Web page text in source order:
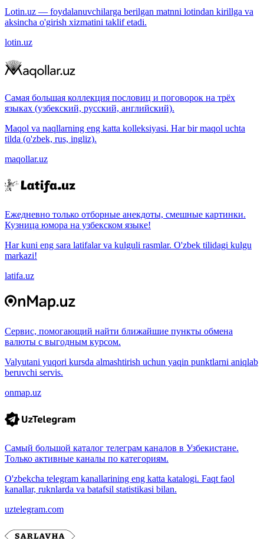
Lotin.uz — foydalanuvchilarga berilgan matnni lotindan kirillga va
aksincha o'girish xizmatini taklif etadi.
lotin.uz
Самая большая коллекция пословиц и поговорок на трёх
языках (узбекский, русский, английский).
Maqol va naqllarning eng katta kolleksiyasi. Har bir maqol uchta
tilda (o'zbek, rus, ingliz).
maqollar.uz
Ежедневно только отборные анекдоты, смешные картинки.
Кузница юмора на узбекском языке!
Har kuni eng sara latifalar va kulguli rasmlar. O'zbek tilidagi kulgu
markazi!
latifa.uz
Сервис, помогающий найти ближайшие пункты обмена
валюты с выгодным курсом.
Valyutani yuqori kursda almashtirish uchun yaqin punktlarni aniqlab
beruvchi servis.
onmap.uz
Самый большой каталог телеграм каналов в Узбекистане.
Только активные каналы по категориям.
O'zbekcha telegram kanallarining eng katta katalogi. Faqt faol
kanallar, ruknlarda va batafsil statistikasi bilan.
uztelegram.com